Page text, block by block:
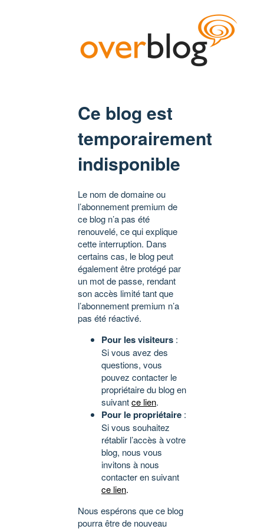
Ce blog est
temporairement
indisponible
Le nom de domaine ou
l’abonnement premium de
ce blog n’a pas été
renouvelé, ce qui explique
cette interruption. Dans
certains cas, le blog peut
également être protégé par
un mot de passe, rendant
son accès limité tant que
l’abonnement premium n’a
pas été réactivé.
Pour les visiteurs :
Si vous avez des
questions, vous
pouvez contacter le
propriétaire du blog en
suivantce lien.
Pour le propriétaire :
Si vous souhaitez
rétablir l’accès à votre
blog, nous vous
invitons à nous
contacter en suivant
ce lien.
Nous espérons que ce blog
pourra être de nouveau